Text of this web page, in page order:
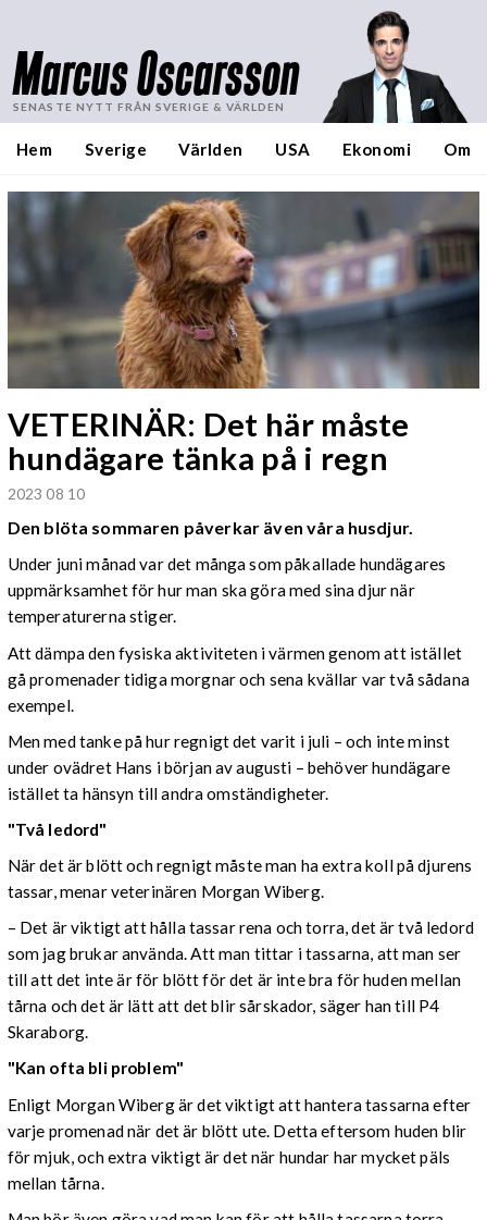
Marcus Oscarsson
SENASTE NYTT FRÅN SVERIGE & VÄRLDEN
Hem Sverige Världen USA Ekonomi Om
VETERINÄR: Det här måste
hundägare tänka på i regn
2023 08 10
Den blöta sommaren påverkar även våra husdjur.
Under juni månad var det många som påkallade hundägares
uppmärksamhet för hur man ska göra med sina djur när
temperaturerna stiger.
Att dämpa den fysiska aktiviteten i värmen genom att istället
gå promenader tidiga morgnar och sena kvällar var två sådana
exempel.
Men med tanke på hur regnigt det varit i juli – och inte minst
under ovädret Hans i början av augusti – behöver hundägare
istället ta hänsyn till andra omständigheter.
"Två ledord"
När det är blött och regnigt måste man ha extra koll på djurens
tassar, menar veterinären Morgan Wiberg.
– Det är viktigt att hålla tassar rena och torra, det är två ledord
som jag brukar använda. Att man tittar i tassarna, att man ser
till att det inte är för blött för det är inte bra för huden mellan
tårna och det är lätt att det blir sårskador, säger han till P4
Skaraborg.
"Kan ofta bli problem"
Enligt Morgan Wiberg är det viktigt att hantera tassarna efter
varje promenad när det är blött ute. Detta eftersom huden blir
för mjuk, och extra viktigt är det när hundar har mycket päls
mellan tårna.